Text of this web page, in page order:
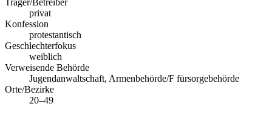
Träger/Betreiber
privat
Konfession
protestantisch
Geschlechterfokus
weiblich
Verweisende Behörde
Jugendanwaltschaft, Armenbehörde/F fürsorgebehörde
Orte/Bezirke
20–49